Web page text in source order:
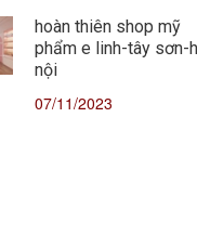
hoàn thiên shop mỹ
phẩm e linh-tây sơn-
nội
07/11/2023